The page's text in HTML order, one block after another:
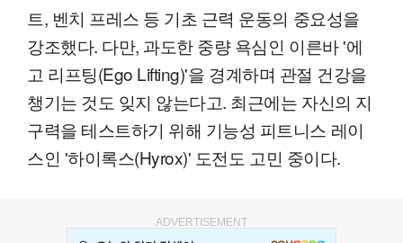
트, 벤치 프레스 등 기초 근력 운동의 중요성을
강조했다. 다만, 과도한 중량 욕심인 이른바 '에
고 리프팅(Ego Lifting)'을 경계하며 관절 건강을
챙기는 것도 잊지 않는다고. 최근에는 자신의 지
구력을 테스트하기 위해 기능성 피트니스 레이
스인 '하이록스(Hyrox)' 도전도 고민 중이다.
ADVERTISEMENT